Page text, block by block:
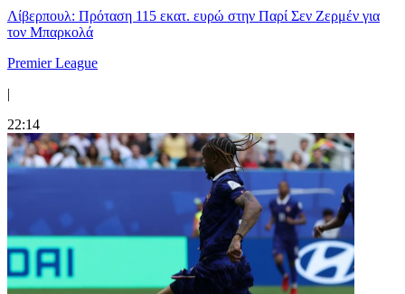
Λίβερπουλ: Πρόταση 115 εκατ. ευρώ στην Παρί Σεν Ζερμέν για
τον Μπαρκολά
Premier League
|
22:14